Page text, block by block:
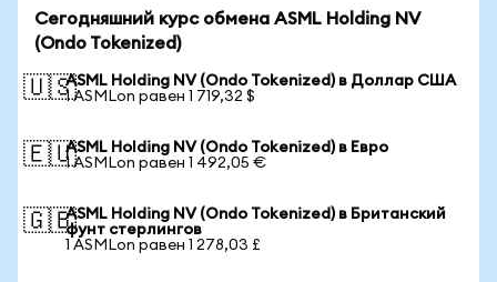
Сегодняшний курс обмена ASML Holding NV
(Ondo Tokenized)
🇺🇸ASML Holding NV (Ondo Tokenized) в Доллар США
1 ASMLon равен 1 719,32 $
🇪🇺ASML Holding NV (Ondo Tokenized) в Евро
1 ASMLon равен 1 492,05 €
🇬🇧ASML Holding NV (Ondo Tokenized) в Британский
фунт стерлингов
1 ASMLon равен 1 278,03 £